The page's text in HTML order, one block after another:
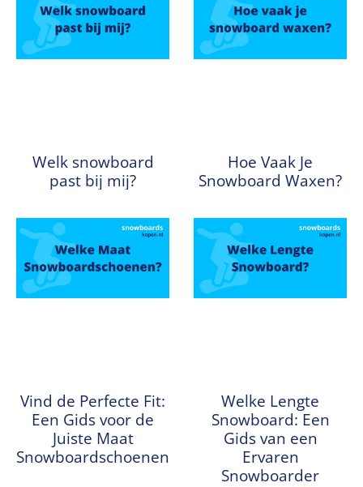
Welk snowboard
past bij mij?
Hoe Vaak Je
Snowboard Waxen?
Vind de Perfecte Fit:
Een Gids voor de
Juiste Maat
Snowboardschoenen
Welke Lengte
Snowboard: Een
Gids van een
Ervaren
Snowboarder